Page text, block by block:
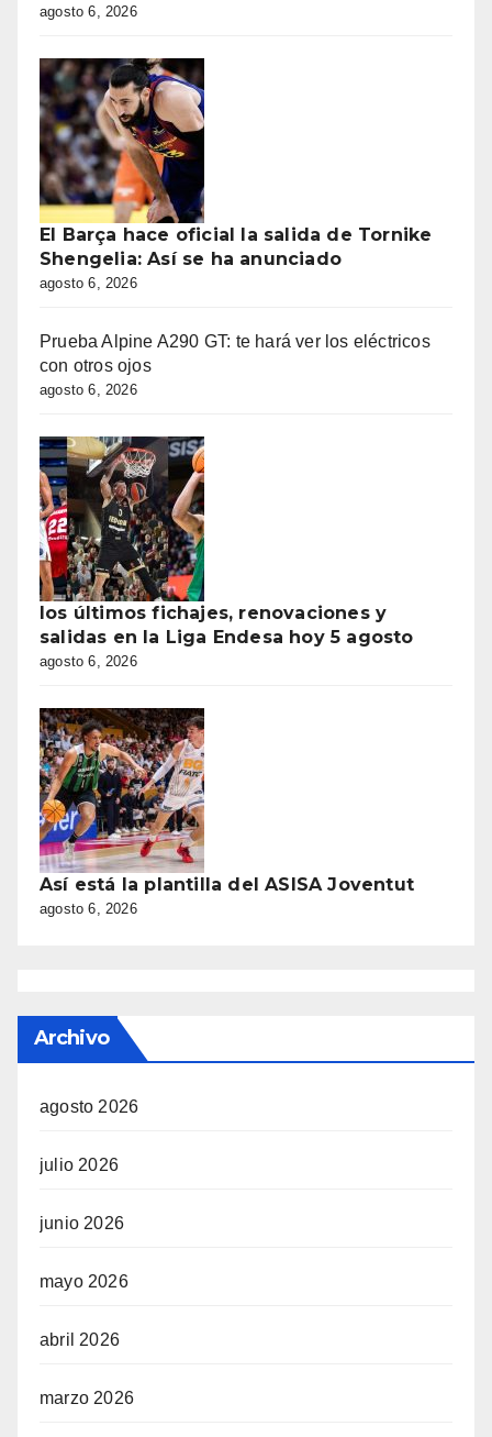
agosto 6, 2026
El Barça hace oficial la salida de Tornike
Shengelia: Así se ha anunciado
agosto 6, 2026
Prueba Alpine A290 GT: te hará ver los eléctricos
con otros ojos
agosto 6, 2026
los últimos fichajes, renovaciones y
salidas en la Liga Endesa hoy 5 agosto
agosto 6, 2026
Así está la plantilla del ASISA Joventut
agosto 6, 2026
Archivo
agosto 2026
julio 2026
junio 2026
mayo 2026
abril 2026
marzo 2026